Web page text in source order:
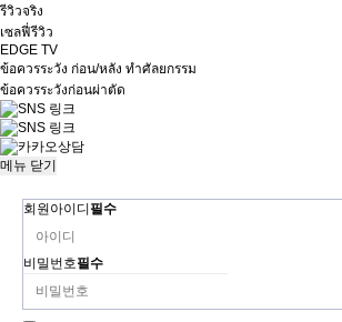
รีวิวจริง
เซลฟี่รีวิว
EDGE TV
ข้อควรระวัง ก่อน/หลัง ทำศัลยกรรม
ข้อควรระวังก่อนผ่าตัด
메뉴 닫기
회원아이디 필수
비밀번호필수